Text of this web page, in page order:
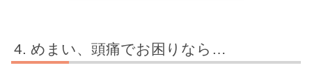
めまい、頭痛でお困りなら…